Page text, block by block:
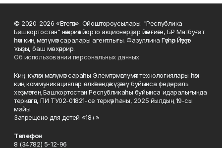
© 2020-2026 «Етегән». Ойоштороусылары: "Республика
Башкортостан" нәшриәт йорто акционерҙар йәмғиәте, БР Матбуғат
һәм киң мәғлүмәт саралары агентлығы. Фазуллина Гәүһәр Йәүҙәт
ҡыҙы, баш мөхәррир.
Об использовании персональных данных
Киң-күләм мәғлүмәт сараһы Элемтә, мәғлүмәт технологиялары һәм
киң коммуникациялар өлкәһендә күҙәтеү буйынса федераль
хеҙмәттең Башҡортостан Республикаһы буйынса идаралығында
теркәлгән, ПИ ТУ02-01821-се теркәү һаны, 2025 йылдың 19-сы
майы.
Запрещено для детей «18+»
Телефон
8 (34782) 5-12-96